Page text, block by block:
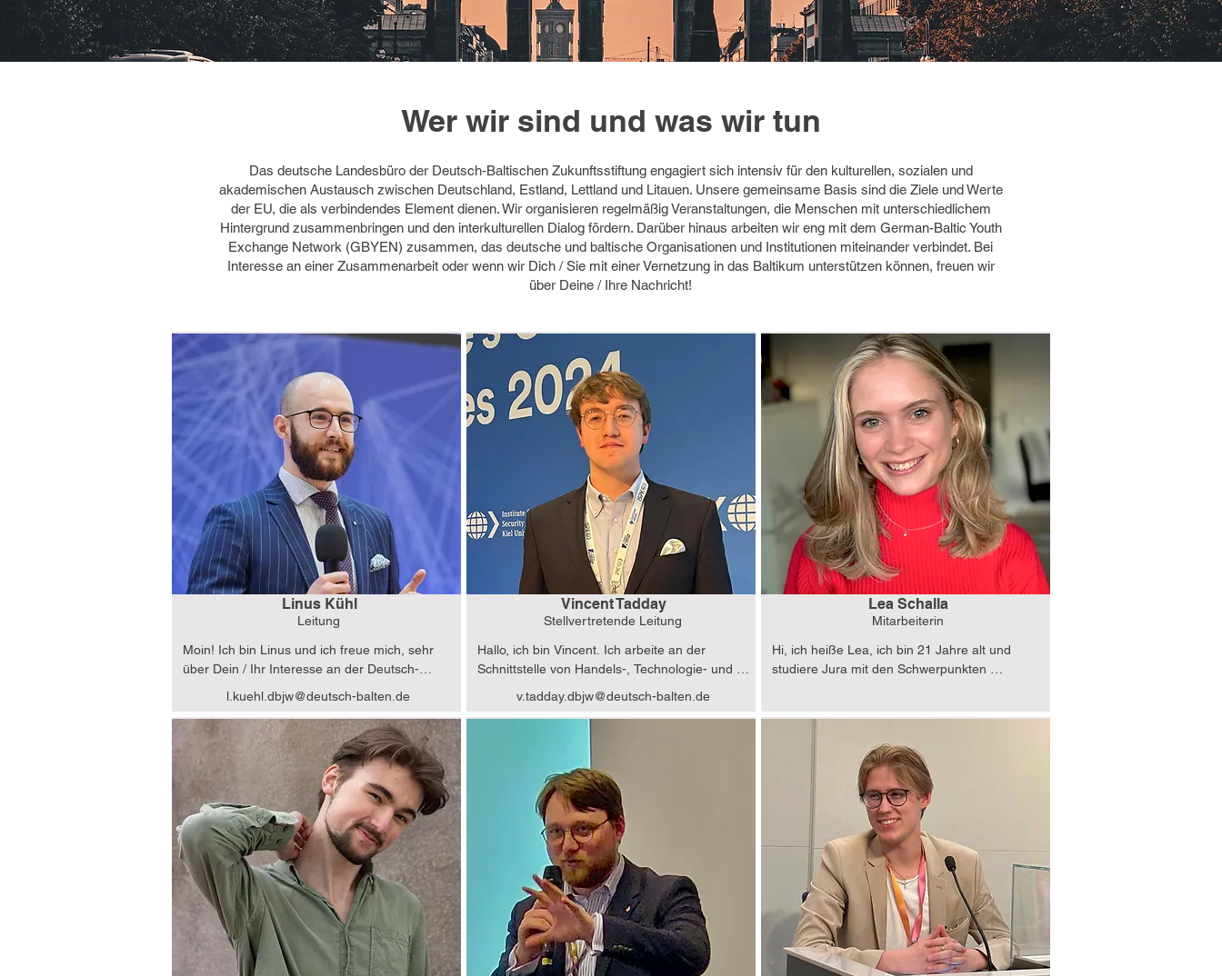
Wer wir sind und was wir tun
Das deutsche Landesbüro der Deutsch-Baltischen Zukunftsstiftung engagiert sich intensiv für den kulturellen, sozialen und
akademischen Austausch zwischen Deutschland, Estland, Lettland und Litauen. Unsere gemeinsame Basis sind die Ziele und Werte
der EU, die als verbindendes Element dienen. Wir organisieren regelmäßig Veranstaltungen, die Menschen mit unterschiedlichem
Hintergrund zusammenbringen und den interkulturellen Dialog fördern. Darüber hinaus arbeiten wir eng mit dem German-Baltic Youth
Exchange Network (GBYEN) zusammen, das deutsche und baltische Organisationen und Institutionen miteinander verbindet. Bei
Interesse an einer Zusammenarbeit oder wenn wir Dich / Sie mit einer Vernetzung in das Baltikum unterstützen können, freuen wir
über Deine / Ihre Nachricht!
Linus Kühl
Leitung
Moin! Ich bin Linus und ich freue mich, sehr
über Dein / Ihr Interesse an der Deutsch-
im internationalen Logistikmanagement und
mein akademischer Hintergrund im Corporate
Performance Management haben mir gezeigt,
wie wichtig eine gute innereuropäische
Zusammenarbeit und Vernetzung ist. Neben
meinem Forschungsschwerpunkt Supply Chain
Resilience & Big Data bin ich zudem
zertifizierter Auditor für Managementsysteme.
Ich freue mich sehr, auf diese Weise zu einer
besseren innereuropäischen Vernetzung
beitragen zu können!
l.kuehl.dbjw@deutsch-balten.de
Vincent Tadday
Stellvertretende Leitung
Hallo, ich bin Vincent. Ich arbeite an der
Schnittstelle von Handels-, Technologie- und
Fokus auf transatlantische Kooperation und die
Rolle Europas in den internationalen
Beziehungen. Besonders interessiere ich mich
dafür, wie Staaten und Institutionen auf
geopolitische und technologische
Veränderungen reagieren – insbesondere im
Hinblick auf Politikentwicklung, strategische
Ausrichtung und Regulierung. Berufliche
Erfahrungen habe ich unter anderem am
Aspen Institute Germany sowie in öffentlichen
und privatwirtschaftlichen Einrichtungen in
Berlin und Brüssel gesammelt.
v.tadday.dbjw@deutsch-balten.de
Lea Schalla
Mitarbeiterin
Hi, ich heiße Lea, ich bin 21 Jahre alt und
studiere Jura mit den Schwerpunkten
interkulturellen Austausch, weshalb ich mich
sehr freue, Teil des deutschen Länderbüros zu
sein. Ich freue mich darauf, durch meine Arbeit
zu sinnvollen Projekten beizutragen, die die
Beziehungen zwischen Deutschland und den
baltischen Staaten stärken und den Dialog
über Grenzen hinweg fördern.